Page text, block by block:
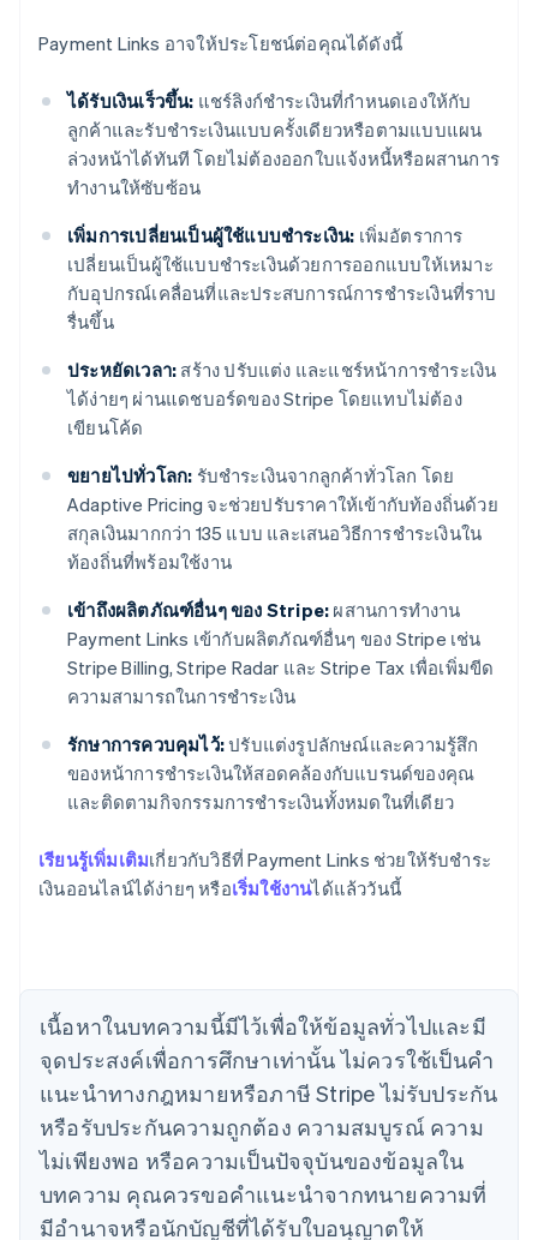
Payment Links อาจให้ประโยชน์ต่อคุณได้ดังนี้
ได้รับเงินเร็วขึ้น: แชร์ลิงก์ชำระเงินที่กำหนดเองให้กับ
ลูกค้าและรับชำระเงินแบบครั้งเดียวหรือตามแบบแผน
ล่วงหน้าได้ทันที โดยไม่ต้องออกใบแจ้งหนี้หรือผสานการ
ทำงานให้ซับซ้อน
เพิ่มการเปลี่ยนเป็นผู้ใช้แบบชำระเงิน: เพิ่มอัตราการ
เปลี่ยนเป็นผู้ใช้แบบชำระเงินด้วยการออกแบบให้เหมาะ
กับอุปกรณ์เคลื่อนที่และประสบการณ์การชำระเงินที่ราบ
รื่นขึ้น
ประหยัดเวลา: สร้าง ปรับแต่ง และแชร์หน้าการชำระเงิน
ได้ง่ายๆ ผ่านแดชบอร์ดของ Stripe โดยแทบไม่ต้อง
เขียนโค้ด
ขยายไปทั่วโลก: รับชำระเงินจากลูกค้าทั่วโลก โดย
Adaptive Pricing จะช่วยปรับราคาให้เข้ากับท้องถิ่นด้วย
สกุลเงินมากกว่า 135 แบบ และเสนอวิธีการชำระเงินใน
ท้องถิ่นที่พร้อมใช้งาน
เข้าถึงผลิตภัณฑ์อื่นๆ ของ Stripe: ผสานการทำงาน
Payment Links เข้ากับผลิตภัณฑ์อื่นๆ ของ Stripe เช่น
Stripe Billing, Stripe Radar และ Stripe Tax เพื่อเพิ่มขีด
ความสามารถในการชำระเงิน
รักษาการควบคุมไว้:ปรับแต่งรูปลักษณ์และความรู้สึก
ของหน้าการชำระเงินให้สอดคล้องกับแบรนด์ของคุณ
และติดตามกิจกรรมการชำระเงินทั้งหมดในที่เดียว
เรียนรู้เพิ่มเติมเกี่ยวกับวิธีที่ Payment Links ช่วยให้รับชำระ
เงินออนไลน์ได้ง่ายๆ หรือเริ่มใช้งานได้แล้ววันนี้
เนื้อหาในบทความนี้มีไว้เพื่อให้ข้อมูลทั่วไปและมี
จุดประสงค์เพื่อการศึกษาเท่านั้น ไม่ควรใช้เป็นคํา
แนะนําทางกฎหมายหรือภาษี Stripe ไม่รับประกัน
หรือรับประกันความถูกต้อง ความสมบูรณ์ ความ
ไม่เพียงพอ หรือความเป็นปัจจุบันของข้อมูลใน
บทความ คุณควรขอคําแนะนําจากทนายความที่
มีอํานาจหรือนักบัญชีที่ได้รับใบอนุญาตให้
กรีซ
English
English 简体中文
แคนาดา
English Français
ไซปรัส
ญี่ปุ่น
日本語English
เดนมาร์ก
English
ไทย
ไทยEnglish